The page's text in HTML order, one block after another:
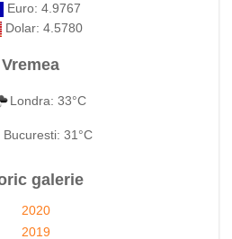
Euro: 4.9767
Dolar: 4.5780
Vremea
Londra: 33°C
Bucuresti: 31°C
galerie
2020
2019